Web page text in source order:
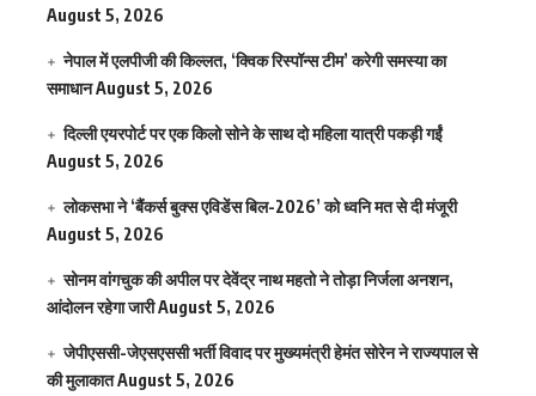
August 5, 2026
नेपाल में एलपीजी की किल्लत, ‘क्विक रिस्पॉन्स टीम’ करेगी समस्या का
समाधानAugust 5, 2026
दिल्ली एयरपोर्ट पर एक किलो सोने के साथ दो महिला यात्री पकड़ी गईं
August 5, 2026
लोकसभा ने ‘बैंकर्स बुक्स एविडेंस बिल-2026’ को ध्वनि मत से दी मंजूरी
August 5, 2026
सोनम वांगचुक की अपील पर देवेंद्र नाथ महतो ने तोड़ा निर्जला अनशन,
आंदोलन रहेगा जारीAugust 5, 2026
जेपीएससी-जेएसएससी भर्ती विवाद पर मुख्यमंत्री हेमंत सोरेन ने राज्यपाल से
की मुलाकातAugust 5, 2026